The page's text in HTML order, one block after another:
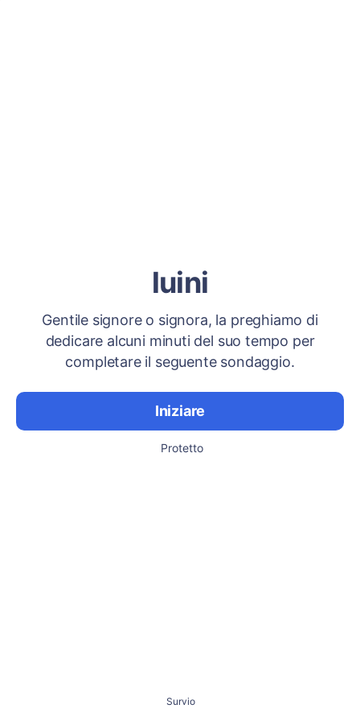
luini
Gentile signore o signora, la preghiamo di
dedicare alcuni minuti del suo tempo per
completare il seguente sondaggio.
Iniziare
Protetto
Survio